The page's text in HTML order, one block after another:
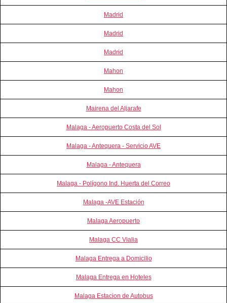
Madrid
Madrid
Madrid
Mahon
Mahon
Mairena del Aljarafe
Malaga - Aeropuerto Costa del Sol
Malaga - Antequera - Servicio AVE
Malaga - Antequera
Malaga - Polígono Ind. Huerta del Correo
Malaga -AVE Estación
Malaga Aeropuerto
Malaga CC Vialia
Malaga Entrega a Domicilio
Malaga Entrega en Hoteles
Malaga Estacion de Autobus